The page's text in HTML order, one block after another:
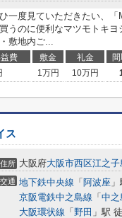
一度見ていただきたい、
うのに便利なマツモトキ
敷地内ご...
費 敷金 礼金 間
1万円 10万円
ス
住所 大阪府大阪市西区江之子
交通 地下鉄中央線 「 阿波座
京阪電鉄中之島線 「 中之
大阪環状線 「 野田 」駅